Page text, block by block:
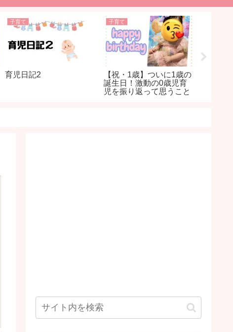
子育て
育児日記2
子育て
【祝・1歳】ついに1歳の
誕生日！激動の0歳児育
児を振り返って思うこと